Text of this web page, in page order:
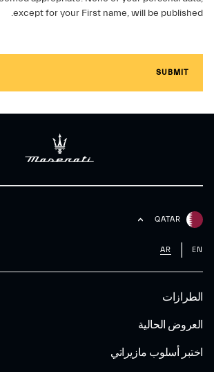
except for your First name, will be published.
SUBMIT
الطرازات
العروض الحالية
اختبر أسلوب مازیراتي
QATAR
EN
AR